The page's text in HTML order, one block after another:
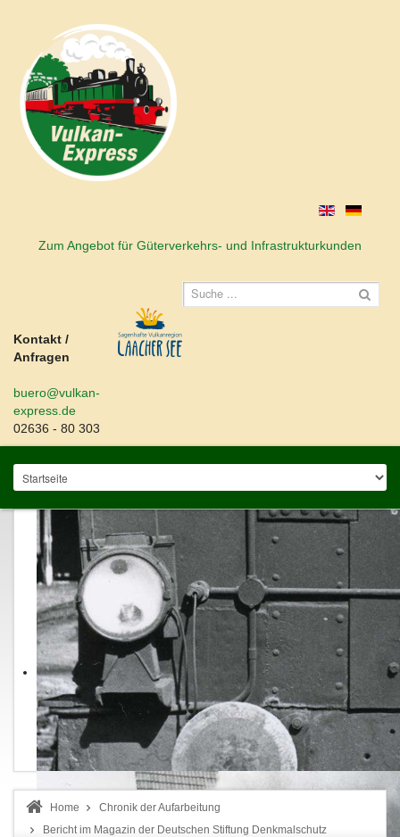
Zum Angebot für Güterverkehrs- und Infrastrukturkunden
Kontakt /
Anfragen
buero@vulkan-
express.de
02636 - 80 303
Home
Chronik der Aufarbeitung
Bericht im Magazin der Deutschen Stiftung Denkmalschutz